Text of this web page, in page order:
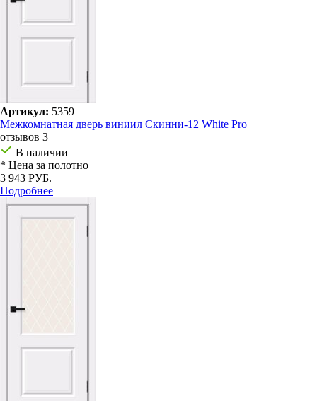
Артикул: 5359
Межкомнатная дверь виниил Скинни-12 White Pro
отзывов 3
В наличии
* Цена за полотно
3 943 РУБ.
Подробнее